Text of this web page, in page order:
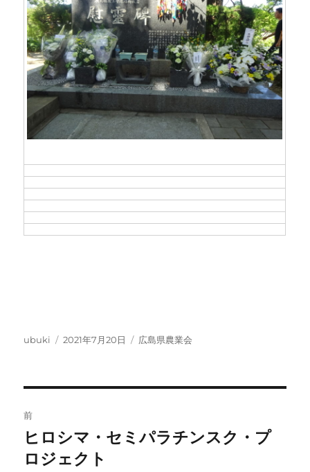
投
ubuki
投
2021年7月20日
カ
広島県農業会
稿
ナ
前
前
の
ヒロシマ・セミパラチンスク・プ
ロジェクト